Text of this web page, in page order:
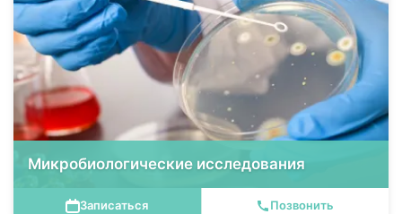
Микробиологические исследования
Записаться Позвонить